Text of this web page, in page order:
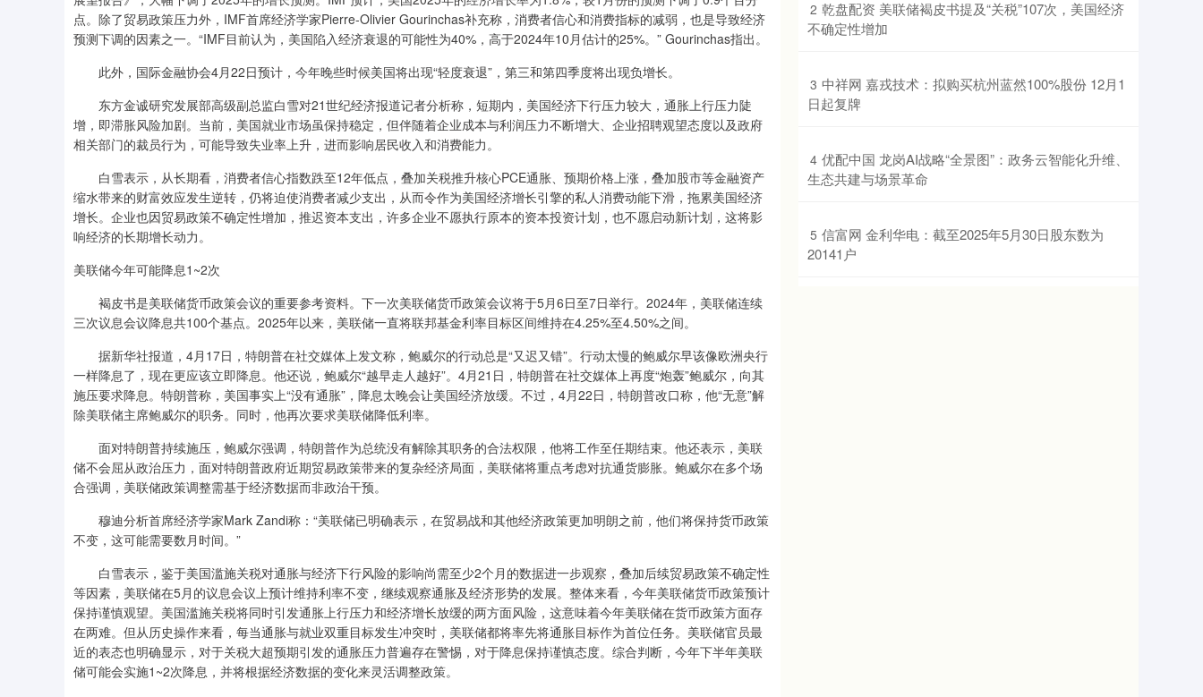
点。除了贸易政策压力外，IMF首席经济学家Pierre-Olivier Gourinchas补充称，消费者信心和消费指标的减弱，也是导致经济
预测下调的因素之一。“IMF目前认为，美国陷入经济衰退的可能性为40%，高于2024年10月估计的25%。” Gourinchas指出。
此外，国际金融协会4月22日预计，今年晚些时候美国将出现“轻度衰退”，第三和第四季度将出现负增长。
东方金诚研究发展部高级副总监白雪对21世纪经济报道记者分析称，短期内，美国经济下行压力较大，通胀上行压力陡
增，即滞胀风险加剧。当前，美国就业市场虽保持稳定，但伴随着企业成本与利润压力不断增大、企业招聘观望态度以及政府
相关部门的裁员行为，可能导致失业率上升，进而影响居民收入和消费能力。
白雪表示，从长期看，消费者信心指数跌至12年低点，叠加关税推升核心PCE通胀、预期价格上涨，叠加股市等金融资产
缩水带来的财富效应发生逆转，仍将迫使消费者减少支出，从而令作为美国经济增长引擎的私人消费动能下滑，拖累美国经济
增长。企业也因贸易政策不确定性增加，推迟资本支出，许多企业不愿执行原本的资本投资计划，也不愿启动新计划，这将影
响经济的长期增长动力。
美联储今年可能降息1~2次
褐皮书是美联储货币政策会议的重要参考资料。下一次美联储货币政策会议将于5月6日至7日举行。2024年，美联储连续
三次议息会议降息共100个基点。2025年以来，美联储一直将联邦基金利率目标区间维持在4.25%至4.50%之间。
据新华社报道，4月17日，特朗普在社交媒体上发文称，鲍威尔的行动总是“又迟又错”。行动太慢的鲍威尔早该像欧洲央行
一样降息了，现在更应该立即降息。他还说，鲍威尔“越早走人越好”。4月21日，特朗普在社交媒体上再度“炮轰”鲍威尔，向其
施压要求降息。特朗普称，美国事实上“没有通胀”，降息太晚会让美国经济放缓。不过，4月22日，特朗普改口称，他“无意”解
除美联储主席鲍威尔的职务。同时，他再次要求美联储降低利率。
面对特朗普持续施压，鲍威尔强调，特朗普作为总统没有解除其职务的合法权限，他将工作至任期结束。他还表示，美联
储不会屈从政治压力，面对特朗普政府近期贸易政策带来的复杂经济局面，美联储将重点考虑对抗通货膨胀。鲍威尔在多个场
合强调，美联储政策调整需基于经济数据而非政治干预。
穆迪分析首席经济学家Mark Zandi称：“美联储已明确表示，在贸易战和其他经济政策更加明朗之前，他们将保持货币政策
不变，这可能需要数月时间。”
白雪表示，鉴于美国滥施关税对通胀与经济下行风险的影响尚需至少2个月的数据进一步观察，叠加后续贸易政策不确定性
等因素，美联储在5月的议息会议上预计维持利率不变，继续观察通胀及经济形势的发展。整体来看，今年美联储货币政策预计
保持谨慎观望。美国滥施关税将同时引发通胀上行压力和经济增长放缓的两方面风险，这意味着今年美联储在货币政策方面存
在两难。但从历史操作来看，每当通胀与就业双重目标发生冲突时，美联储都将率先将通胀目标作为首位任务。美联储官员最
近的表态也明确显示，对于关税大超预期引发的通胀压力普遍存在警惕，对于降息保持谨慎态度。综合判断，今年下半年美联
储可能会实施1~2次降息，并将根据经济数据的变化来灵活调整政策。
2 ​乾盘配资 美联储褐皮书提及“关税”107次，美国经济
不确定性增加
3 ​中祥网 嘉戎技术：拟购买杭州蓝然100%股份 12月1
日起复牌
4 ​优配中国 龙岗AI战略“全景图”：政务云智能化升维、
生态共建与场景革命
5 ​信富网 金利华电：截至2025年5月30日股东数为
20141户